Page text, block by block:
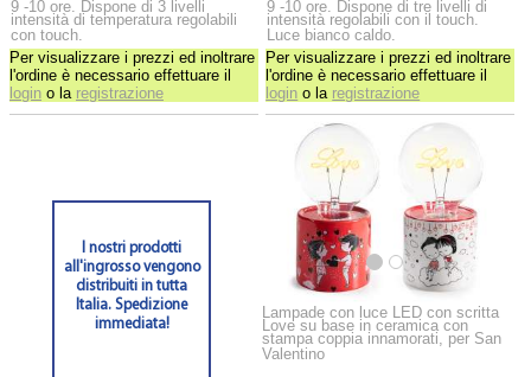
9 -10 ore. Dispone di 3 livelli
intensità di temperatura regolabili
con touch.
Per visualizzare i prezzi ed inoltrare
l'ordine è necessario effettuare il
login o la registrazione
9 -10 ore. Dispone di tre livelli di
intensità regolabili con il touch.
Luce bianco caldo.
Per visualizzare i prezzi ed inoltrare
l'ordine è necessario effettuare il
login o la registrazione
I nostri prodotti
all'ingrosso vengono
distribuiti in tutta
Italia. Spedizione
immediata!
Lampade con luce LED con scritta
Love su base in ceramica con
stampa coppia innamorati, per San
Valentino